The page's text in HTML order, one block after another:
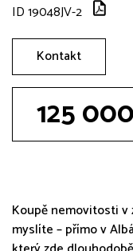
ID 19048JV-2
Kontakt
125
Koupě nemovitosti v
myslíte – přímo v